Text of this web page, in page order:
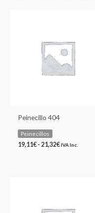
Peinecillo 404
Peinecillos
19,11€ - 21,32€
19,11€
hasta
21,32€
IVA Inc.